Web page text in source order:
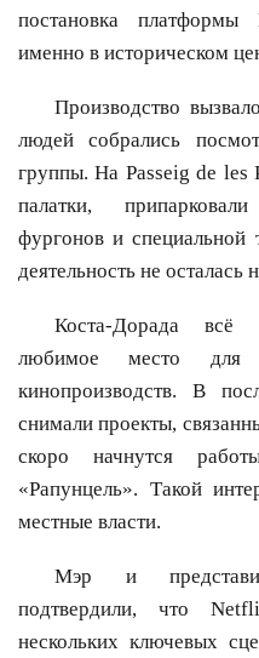
постановка
именно в историческом
Производство
людей собрались
группы. На Passeig de les
палатки,
фургонов и специальной
деятельность не осталась
Коста-Дорада всё
любимое место для
кинопроизводств. В
снимали проекты,
скоро начнутся
«Рапунцель». Такой
местные власти.
Мэр и
подтвердили, что
нескольких ключевых